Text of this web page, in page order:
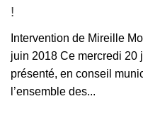
!
Intervention de Mireille
juin 2018 Ce mercredi 20
présenté, en conseil
l’ensemble des...